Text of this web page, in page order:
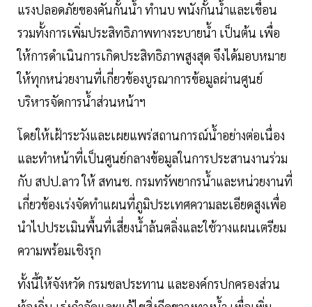
แรงปลอดภัยของคันกั้นน้ำ ทำนบ พนังกั้นน้ำและเขื่อน
รวมทั้งการเพิ่มประสิทธิภาพทางระบายน้ำ เป็นต้น เพื่อ
ให้การดำเนินการเกิดประสิทธิภาพสูงสุด จึงได้มอบหมาย
ให้ทุกหน่วยงานที่เกี่ยวข้องบูรณาการข้อมูลผ่านศูนย์
บริหารจัดการน้ำส่วนหน้าฯ
โดยให้เฝ้าระวังและเผยแพร่สถานการณ์น้ำอย่างต่อเนื่อง
และทำหน้าที่เป็นศูนย์กลางข้อมูลในการประสานงานร่วม
กับ สปป.ลาว ให้ สทนช. กรมทรัพยากรน้ำและหน่วยงานที่
เกี่ยวข้องเร่งจัดทำแผนที่ภูมิประเทศความละเอียดสูงเพื่อ
นำไปประเมินพื้นที่เสี่ยงน้ำล้นตลิ่งและใช้วางแผนเตรียม
ความพร้อมเชิงรุก
ทั้งนี้ให้จังหวัด กรมชลประทาน และองค์กรปกครองส่วน